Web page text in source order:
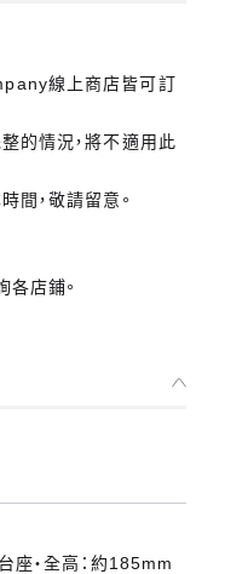
線上商店皆可訂
的情況，將不適用此
，敬請留意。
店鋪。
座・全高：約185mm